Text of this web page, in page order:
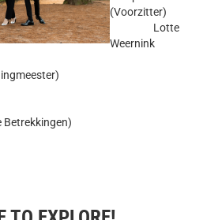
(Voorzitter)
Lotte
Weernink
Betrekkingen)